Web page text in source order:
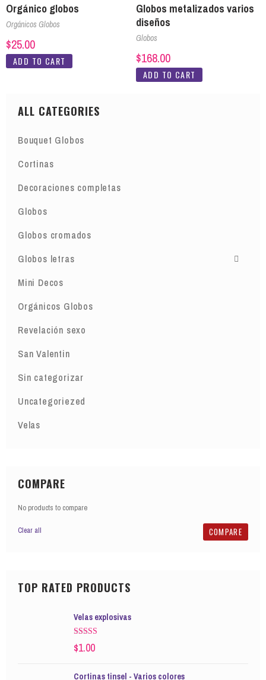
Orgánico globos
Orgánicos Globos
$25.00
ADD TO CART
Globos metalizados varios
diseños
Globos
$168.00
ADD TO CART
ALL CATEGORIES
Bouquet Globos
Cortinas
Decoraciones completas
Globos
Globos cromados
Globos letras
Mini Decos
Orgánicos Globos
Revelación sexo
San Valentin
Sin categorizar
Uncategoriezed
Velas
COMPARE
No products to compare
Clear all COMPARE
TOP RATED PRODUCTS
Velas explosivas
Rated
4.00out
$1.00
Cortinas tinsel - Varios colores